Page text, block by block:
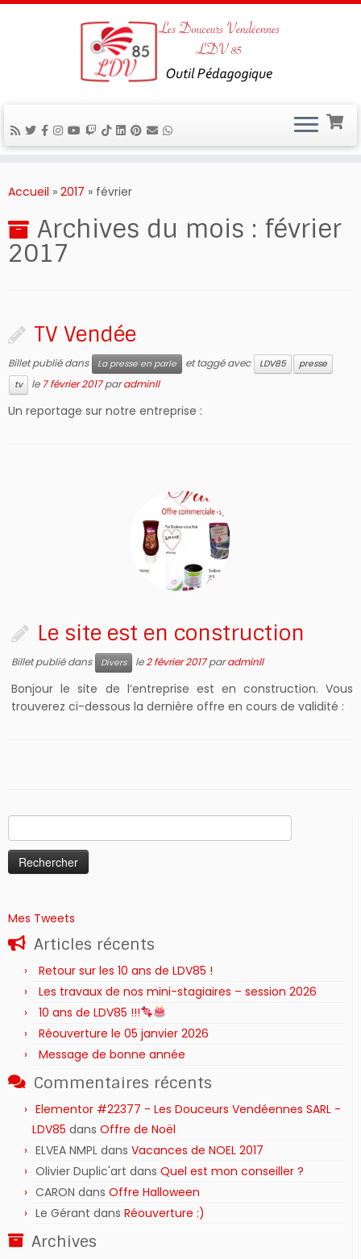
auAccueil » 2017 » février
Archives du mois : février
2017
TV Vendée
Billet publié dans La presse en parle et taggé avec LDV85
presse
tv
le 7 février 2017 paradminll
Un reportage sur notre entreprise :
Le site est en construction
Billet publié dans Divers le2 février 2017 paradminll
Bonjour le site de l’entreprise est en construction. Vous
trouverez ci-dessous la dernière offre en cours de validité :
Mes Tweets
Articles récents
Retour sur les 10 ans de LDV85 !
Les travaux de nos mini-stagiaires – session 2026 ‍‍‍‍‍
10 ans de LDV85 !!!
Réouverture le 05 janvier 2026
Message de bonne année
Commentaires récents
Elementor #22377 - Les Douceurs Vendéennes SARL -
LDV85 dans Offre de Noël
ELVEA NMPL dans Vacances de NOEL 2017
Olivier Duplic'art dans Quel est mon conseiller ?
CARON dans Offre Halloween
Le Gérant dans Réouverture :)
Archives